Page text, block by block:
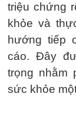
triệu chứng
khỏe và
hướng tiếp
cáo. Đây
trọng nhằm
sức khỏe